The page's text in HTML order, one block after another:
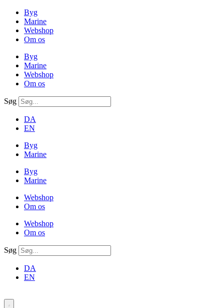
Byg
Marine
Webshop
Om os
Byg
Marine
Webshop
Om os
Søg
DA
EN
Byg
Marine
Byg
Marine
Webshop
Om os
Webshop
Om os
Søg
DA
EN